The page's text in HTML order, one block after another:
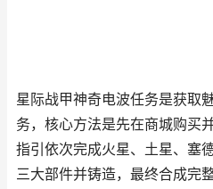
星际战甲神奇电波任务是获取
务，核心方法是先在商城购买
指引依次完成火星、土星、塞
三大部件并铸造，最终合成完整